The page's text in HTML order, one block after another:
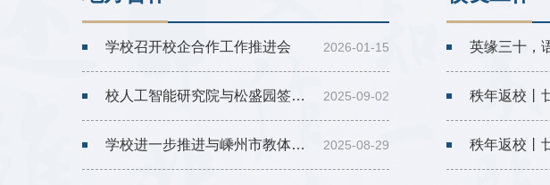
学校召开校企合作工作推进会 2026-01-15
校人工智能研究院与松盛园签约共建三缸文化数字孪生一体化管理平台 2025-09-02
学校进一步推进与嵊州市教体局合作 2025-08-29